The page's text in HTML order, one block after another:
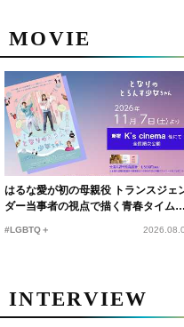
MOVIE
はるな愛が初の母親役 トランスジェ
ダー当事者の視点で描く青春タイムス
#LGBTQ＋
INTERVIEW